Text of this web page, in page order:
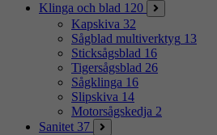
Klinga och blad 120
Kapskiva 32
Sågblad multiverktyg 13
Sticksågsblad 16
Tigersågsblad 26
Sågklinga 16
Slipskiva 14
Motorsågskedja 2
Sanitet 37